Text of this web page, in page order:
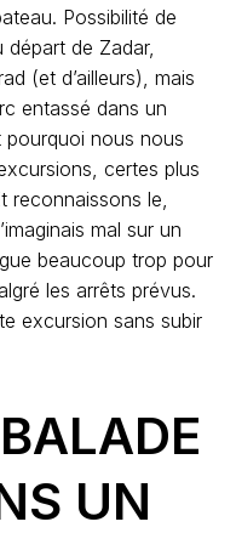
Possibilité de
de Zadar,
(et d’ailleurs), mais
entassé dans un
pourquoi nous nous
certes plus
reconnaissons le,
mal sur un
beaucoup trop pour
les arrêts prévus.
excursion sans subir
UN